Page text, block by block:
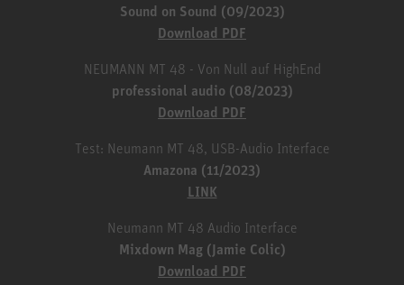
Sound on Sound (09/2023)
Download PDF
NEUMANN MT 48 - Von Null auf HighEnd
professional audio (08/2023)
Download PDF
Test: Neumann MT 48, USB-Audio Interface
Amazona (11/2023)
LINK
Neumann MT 48 Audio Interface
Mixdown Mag (Jamie Colic)
Download PDF